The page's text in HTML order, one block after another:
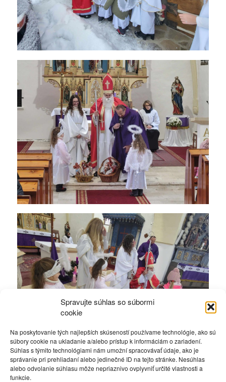
Spravujte súhlas so súbormi
cookie
Na poskytovanie tých najlepších skúseností používame technológie, ako sú
súbory cookie na ukladanie a/alebo prístup k informáciám o zariadení.
Súhlas s týmito technológiami nám umožní spracovávať údaje, ako je
správanie pri prehliadaní alebo jedinečné ID na tejto stránke. Nesúhlas
alebo odvolanie súhlasu môže nepriaznivo ovplyvniť určité vlastnosti a
funkcie.